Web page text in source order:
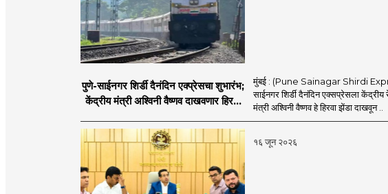
पुणे-साईनगर शिर्डी दैनंदिन एक्प्रेसचा शुभारंभ;
केंद्रीय मंत्री अश्विनी वैष्णव दाखवणार हिरवा
मुंबई : (Pune Sainagar Shirdi
साईनगर शिर्डी दैनंदिन एक्सप्रेसला केंद्रीय
मंत्री अश्विनी वैष्णव हे हिरवा झेंडा दाखवून ..
१६ जून २०२६